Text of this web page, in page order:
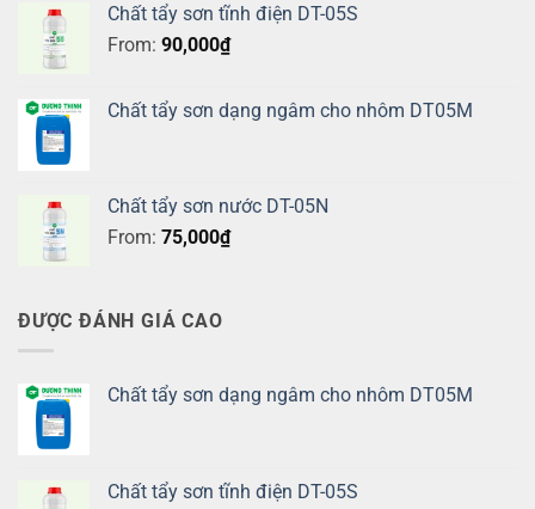
Chất tẩy sơn tĩnh điện DT-05S
From: 90,000₫
Chất tẩy sơn dạng ngâm cho nhôm DT05M
Chất tẩy sơn nước DT-05N
From: 75,000₫
ĐƯỢC ĐÁNH GIÁ CAO
Chất tẩy sơn dạng ngâm cho nhôm DT05M
Chất tẩy sơn tĩnh điện DT-05S